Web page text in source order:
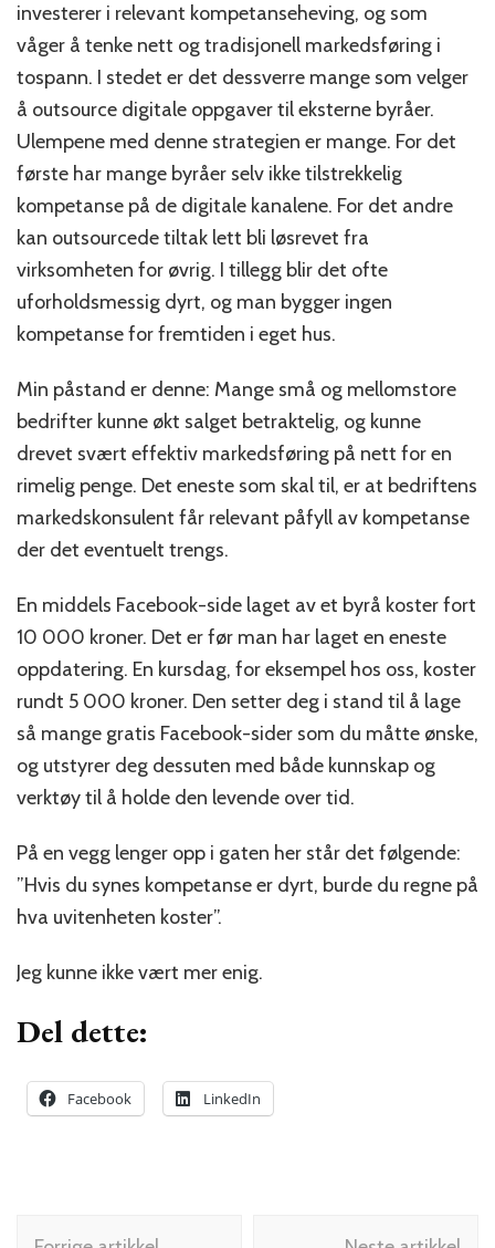
investerer i relevant kompetanseheving, og som
våger å tenke nett og tradisjonell markedsføring i
tospann. I stedet er det dessverre mange som velger
å outsource digitale oppgaver til eksterne byråer.
Ulempene med denne strategien er mange. For det
første har mange byråer selv ikke tilstrekkelig
kompetanse på de digitale kanalene. For det andre
kan outsourcede tiltak lett bli løsrevet fra
virksomheten for øvrig. I tillegg blir det ofte
uforholdsmessig dyrt, og man bygger ingen
kompetanse for fremtiden i eget hus.
Min påstand er denne: Mange små og mellomstore
bedrifter kunne økt salget betraktelig, og kunne
drevet svært effektiv markedsføring på nett for en
rimelig penge. Det eneste som skal til, er at bedriftens
markedskonsulent får relevant påfyll av kompetanse
der det eventuelt trengs.
En middels Facebook-side laget av et byrå koster fort
10 000 kroner. Det er før man har laget en eneste
oppdatering. En kursdag, for eksempel hos oss, koster
rundt 5 000 kroner. Den setter deg i stand til å lage
så mange gratis Facebook-sider som du måtte ønske,
og utstyrer deg dessuten med både kunnskap og
verktøy til å holde den levende over tid.
På en vegg lenger opp i gaten her står det følgende:
”Hvis du synes kompetanse er dyrt, burde du regne på
hva uvitenheten koster”.
Jeg kunne ikke vært mer enig.
Del dette:
Facebook LinkedIn
Innleggsnavigering